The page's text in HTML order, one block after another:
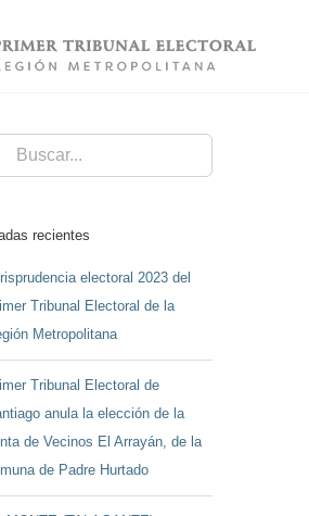
recientes
electoral 2023 del
Tribunal Electoral de la
Metropolitana
Tribunal Electoral de
anula la elección de la
de Vecinos El Arrayán, de la
de Padre Hurtado